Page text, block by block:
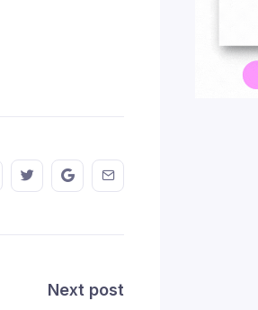
Share this on FaceBook
Share this on Twitter
Share this on GMail
Share this on EMail
Next post